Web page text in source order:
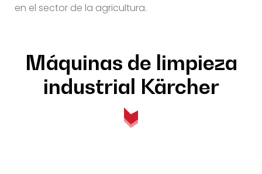
en el sector de la agricultura.
Máquinas de limpieza
industrial Kärcher